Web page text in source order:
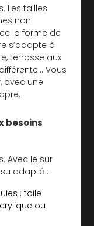
Les tailles
non
la forme de
s’adapte à
terrasse aux
Vous
avec une
besoins
Avec le sur
adapté :
: toile
ou